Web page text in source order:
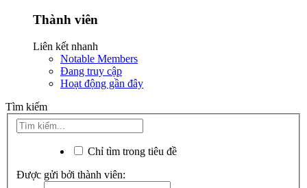
Thành viên
Liên kết nhanh
Notable Members
Đang truy cập
Hoạt động gần đây
Tìm kiếm
Chỉ tìm trong tiêu đề
Được gửi bởi thành viên: